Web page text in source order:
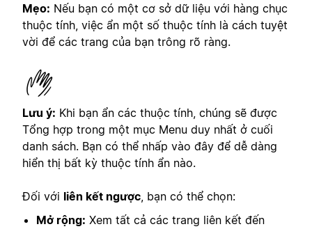
Mẹo: Nếu bạn có một cơ sở dữ liệu với hàng chục
thuộc tính, việc ẩn một số thuộc tính là cách tuyệt
vời để các trang của bạn trông rõ ràng.
Lưu ý: Khi bạn ẩn các thuộc tính, chúng sẽ được
Tổng hợp trong một mục Menu duy nhất ở cuối
danh sách. Bạn có thể nhấp vào đây để dễ dàng
hiển thị bất kỳ thuộc tính ẩn nào.
Đối với liên kết ngược , bạn có thể chọn:
Mở rộng: Xem tất cả các trang liên kết đến